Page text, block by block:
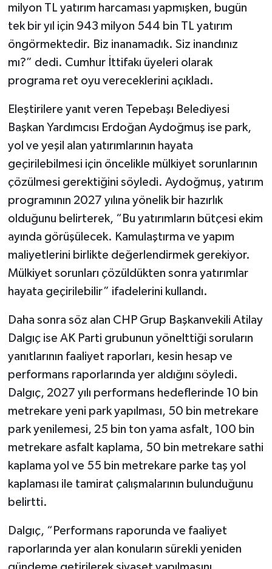
milyon TL yatırım harcaması yapmışken, bugün
tek bir yıl için 943 milyon 544 bin TL yatırım
öngörmektedir. Biz inanamadık. Siz inandınız
mı?” dedi. Cumhur İttifakı üyeleri olarak
programa ret oyu vereceklerini açıkladı.
Eleştirilere yanıt veren Tepebaşı Belediyesi
Başkan Yardımcısı Erdoğan Aydoğmuş ise park,
yol ve yeşil alan yatırımlarının hayata
geçirilebilmesi için öncelikle mülkiyet sorunlarının
çözülmesi gerektiğini söyledi. Aydoğmuş, yatırım
programının 2027 yılına yönelik bir hazırlık
olduğunu belirterek, “Bu yatırımların bütçesi ekim
ayında görüşülecek. Kamulaştırma ve yapım
maliyetlerini birlikte değerlendirmek gerekiyor.
Mülkiyet sorunları çözüldükten sonra yatırımlar
hayata geçirilebilir” ifadelerini kullandı.
Daha sonra söz alan CHP Grup Başkanvekili Atilay
Dalgıç ise AK Parti grubunun yönelttiği soruların
yanıtlarının faaliyet raporları, kesin hesap ve
performans raporlarında yer aldığını söyledi.
Dalgıç, 2027 yılı performans hedeflerinde 10 bin
metrekare yeni park yapılması, 50 bin metrekare
park yenilemesi, 25 bin ton yama asfalt, 100 bin
metrekare asfalt kaplama, 50 bin metrekare sathi
kaplama yol ve 55 bin metrekare parke taş yol
kaplaması ile tamirat çalışmalarının bulunduğunu
belirtti.
Dalgıç, “Performans raporunda ve faaliyet
raporlarında yer alan konuların sürekli yeniden